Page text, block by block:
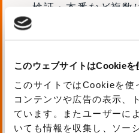
このウェブサイトはCookieを
このサイトではCookieを使
コンテンツや広告の表示、
ています。またユーザーに
いても情報を収集し、ソー
検証・本番など複数
ッチロールをご利用
これにより、権限・
コスト配分の明確
した。
さらに、AWS